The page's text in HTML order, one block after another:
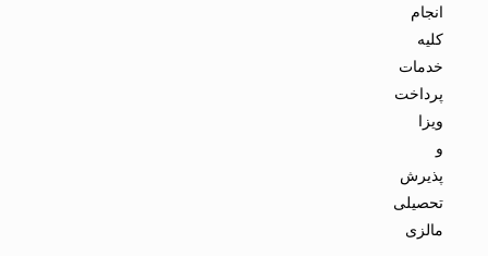
انجام
کلیه
خدمات
پرداخت
ویزا
و
پذیرش
تحصیلی
مالزی